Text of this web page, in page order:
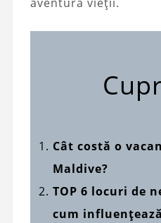
Cât costă o
Maldive?
TOP 6 locuri de
cum